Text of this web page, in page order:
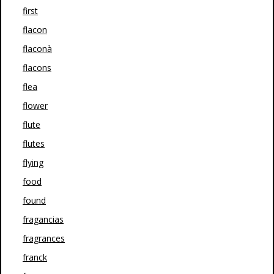
first
flacon
flaconà
flacons
flea
flower
flute
flutes
flying
food
found
fragancias
fragrances
franck